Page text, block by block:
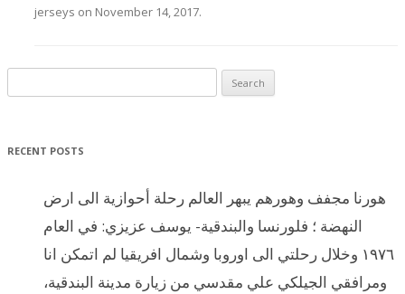
jerseys on November 14, 2017.
RECENT POSTS
هورنا مجفف وهورهم يبهر العالم رحلة أحوازية الى ارض
النهضة ؛ فلورنسا والبندقية- يوسف عزيزي: في العام
١٩٧٦ وخلال رحلتي الى اوروبا وشمال افريقيا لم اتمكن انا
ومرافقي الجيلكي علي مقدسي من زيارة مدينة البندقية،